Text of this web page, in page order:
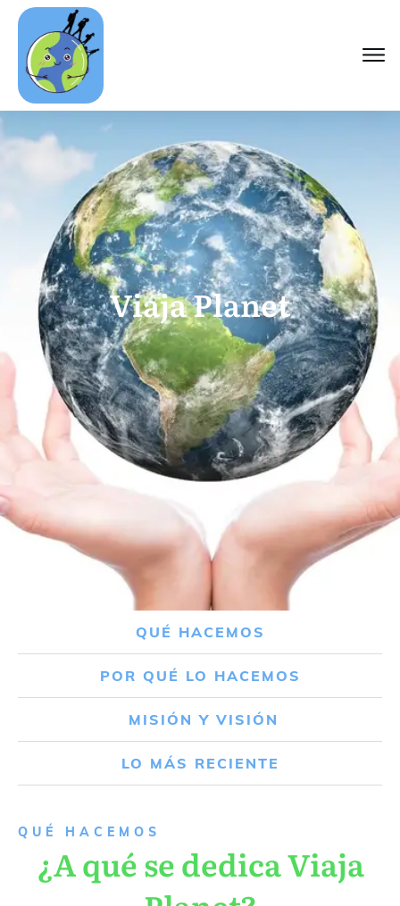
Viaja Planet
QUÉ HACEMOS
POR QUÉ LO HACEMOS
MISIÓN Y VISIÓN
LO MÁS RECIENTE
QUÉ HACEMOS
¿A qué se dedica Viaja